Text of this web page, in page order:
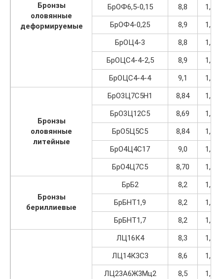
Бронзы
оловянные
деформируемые
БрОФ6,5-0,15
8,8
1,12
БрОФ4-0,25
8,9
1,13
БрОЦ4-3
8,8
1,12
БрОЦС4-4-2,5
8,9
1,13
БрОЦС4-4-4
9,1 1,16
Бронзы
оловянные
литейные
БрО3Ц7С5Н1 8,84
1,12
БрО3Ц12С5
8,69
1,10
БрО5Ц5С5
8,84
1,12
БрО4Ц4С17
9,0
1,14
БрО4Ц7С5
8,70 1,10
Бронзы
бериллиевые
БрБ2 8,2
1,04
БрБНТ1,9
8,2
1,04
БрБНТ1,7
8,2 1,04
ЛЦ16К4 8,3
1,05
ЛЦ14К3С3
8,6
1,09
ЛЦ23А6Ж3Мц2
8,5
1,08